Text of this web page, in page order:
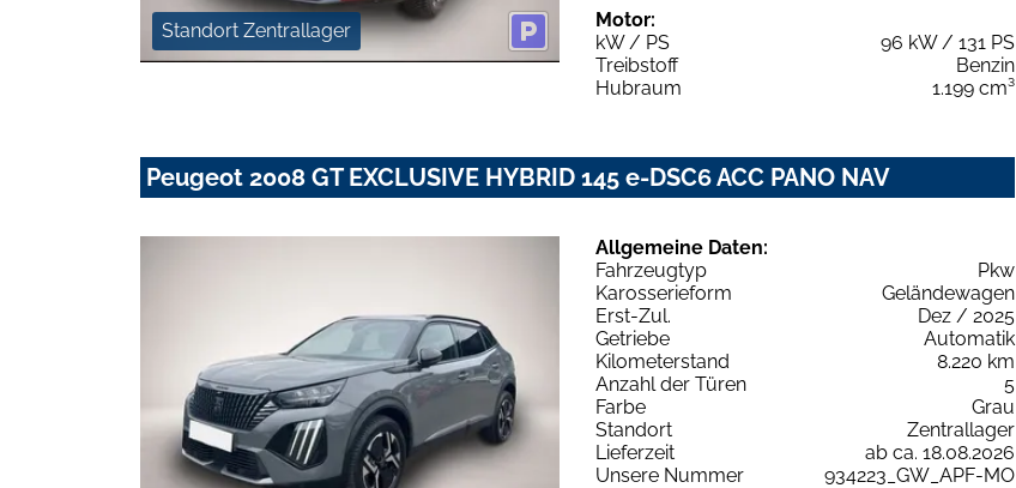
Standort Zentrallager
Motor:
kW / PS
96 kW / 131 PS
Treibstoff
Benzin
Hubraum
1.199 cm³
Peugeot 2008 GT EXCLUSIVE HYBRID 145 e-DSC6 ACC PANO NAV
Allgemeine Daten:
Fahrzeugtyp
Pkw
Karosserieform
Geländewagen
Erst-Zul.
Dez / 2025
Getriebe
Automatik
Kilometerstand
8.220 km
Anzahl der Türen
5
Farbe
Grau
Standort
Zentrallager
Lieferzeit
ab ca. 18.08.2026
Unsere Nummer
934223_GW_APF-MO